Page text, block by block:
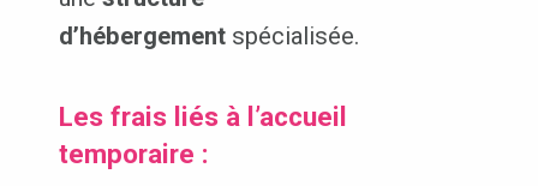
d’hébergementspécialisée.
Les frais liés à l’accueil
temporaire :